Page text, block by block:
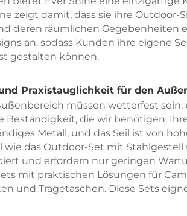
zeigt damit, dass sie ihre
deren räumlichen Gegebenheiten
an, sodass Kunden ihre eigene
gestalten können.
Praxistauglichkeit für den
müssen wetterfest
Beständigkeit, die wir benötigen.
Metall, und das Seil ist von
wie das Outdoor-Set mit
und erfordern nur geringen
mit praktischen Lösungen für
und Tragetaschen. Diese Sets